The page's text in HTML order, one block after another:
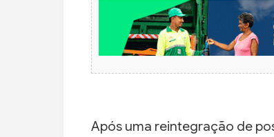
Após uma reintegração de